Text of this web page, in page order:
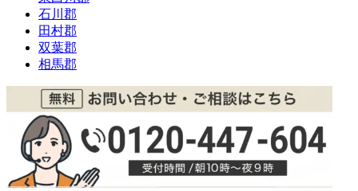
石川郡
田村郡
双葉郡
相馬郡